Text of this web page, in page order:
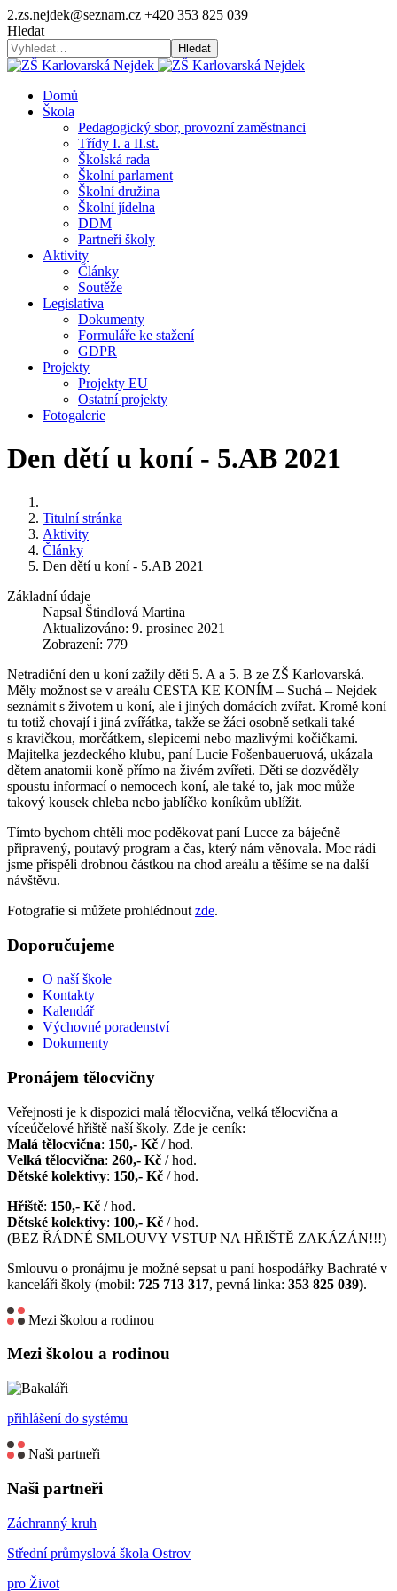
2.zs.nejdek@seznam.cz +420 353 825 039
Hledat
Hledat
Domů
Škola
Pedagogický sbor, provozní zaměstnanci
Třídy I. a II.st.
Školská rada
Školní parlament
Školní družina
Školní jídelna
DDM
Partneři školy
Aktivity
Články
Soutěže
Legislativa
Dokumenty
Formuláře ke stažení
GDPR
Projekty
Projekty EU
Ostatní projekty
Fotogalerie
Den dětí u koní - 5.AB 2021
Titulní stránka
Aktivity
Články
Den dětí u koní - 5.AB 2021
Základní údaje
Napsal Štindlová Martina
Aktualizováno: 9. prosinec 2021
Zobrazení: 779
Netradiční den u koní zažily děti 5. A a 5. B ze ZŠ Karlovarská.
Měly možnost se v areálu CESTA KE KONÍM – Suchá – Nejdek
seznámit s životem u koní, ale i jiných domácích zvířat. Kromě koní
tu totiž chovají i jiná zvířátka, takže se žáci osobně setkali také
s kravičkou, morčátkem, slepicemi nebo mazlivými kočičkami.
Majitelka jezdeckého klubu, paní Lucie Fošenbaueruová, ukázala
dětem anatomii koně přímo na živém zvířeti. Děti se dozvěděly
spoustu informací o nemocech koní, ale také to, jak moc může
takový kousek chleba nebo jablíčko koníkům ublížit.
Tímto bychom chtěli moc poděkovat paní Lucce za báječně
připravený, poutavý program a čas, který nám věnovala. Moc rádi
jsme přispěli drobnou částkou na chod areálu a těšíme se na další
návštěvu.
Fotografie si můžete prohlédnout zde.
Doporučujeme
O naší škole
Kontakty
Kalendář
Výchovné poradenství
Dokumenty
Pronájem tělocvičny
Veřejnosti je k dispozici malá tělocvična, velká tělocvična a
víceúčelové hřiště naší školy. Zde je ceník:
Malá tělocvična: 150,- Kč / hod.
Velká tělocvična: 260,- Kč / hod.
Dětské kolektivy: 150,- Kč / hod.
Hřiště: 150,- Kč / hod.
Dětské kolektivy: 100,- Kč / hod.
(BEZ ŘÁDNÉ SMLOUVY VSTUP NA HŘIŠTĚ ZAKÁZÁN!!!)
Smlouvu o pronájmu je možné sepsat u paní hospodářky Bachraté v
kanceláři školy (mobil: 725 713 317, pevná linka: 353 825 039).
Mezi školou a rodinou
Mezi školou a rodinou
přihlášení do systému
Naši partneři
Naši partneři
Záchranný kruh
Střední průmyslová škola Ostrov
pro Život